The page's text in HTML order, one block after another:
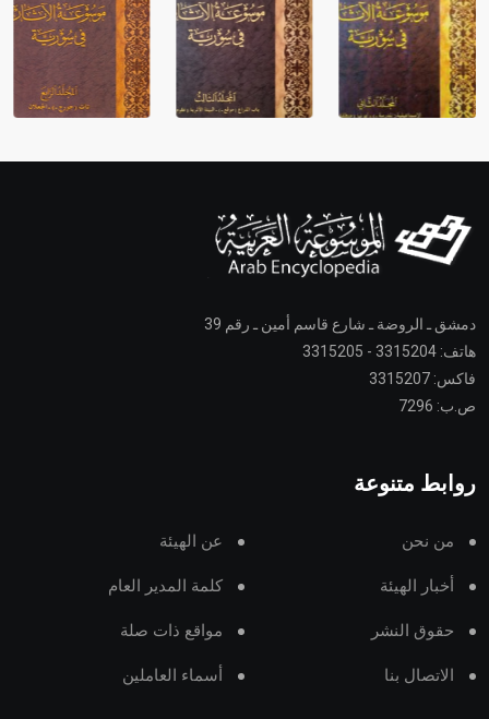
دمشق ـ الروضة ـ شارع قاسم أمين ـ رقم 39
هاتف: 3315204 - 3315205
فاكس: 3315207
ص.ب: 7296
روابط متنوعة
من نحن عن الهيئة
أخبار الهيئة كلمة المدير العام
حقوق النشر مواقع ذات صلة
الاتصال بنا أسماء العاملين